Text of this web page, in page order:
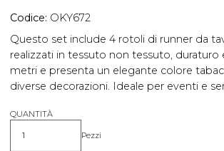
Codice: OKY672
Questo set include 4 rotoli di runner da
realizzati in tessuto non tessuto,
metri e presenta un elegante colore
diverse decorazioni. Ideale per eventi e
QUANTITÀ
Quantità Pezzi